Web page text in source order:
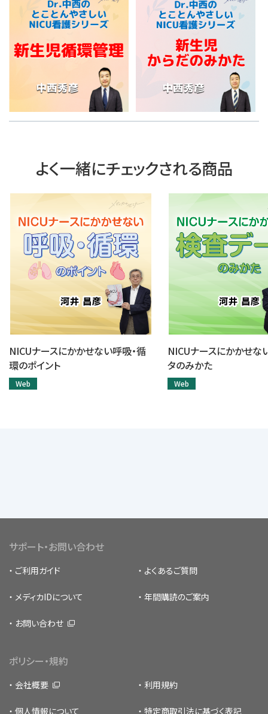
よく一緒にチェックされる商品
NICUナースにかかせない呼吸・循
環のポイント
Web
NICUナースにかかせな
タのみかた
Web
サポート・お問い合わせ
ご利用ガイド よくあるご質問
メディカIDについて 年間購読のご案内
お問い合わせ
ポリシー・規約
会社概要 利用規約
個人情報について 特定商取引法に基づく表記